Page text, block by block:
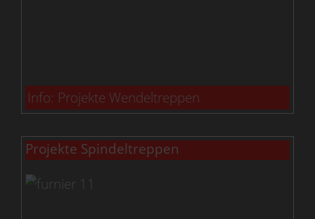
Info: Projekte Wendeltreppen
Projekte Spindeltreppen